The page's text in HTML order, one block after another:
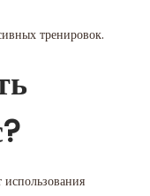
тренировок.